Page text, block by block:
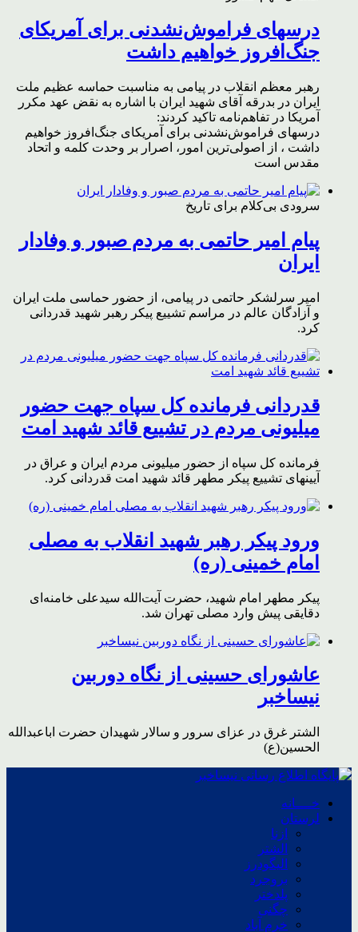
درسهای فراموش‌نشدنی برای آمریکای
جنگ‌افروز خواهیم داشت
رهبر معظم انقلاب در پیامی به مناسبت حماسه عظیم ملت
ایران در بدرقه آقای شهید ایران با اشاره به نقض عهد مکرر
آمریکا در تفاهم‌نامه تاکید کردند:
درسهای فراموش‌نشدنی برای آمریکای جنگ‌افروز خواهیم
داشت ، از اصولی‌ترین امور، اصرار بر وحدت کلمه و اتحاد
مقدس است
سرودی بی‌کلام برای تاریخ
پیام امیر حاتمی به مردم صبور و وفادار
ایران
امیر سرلشکر حاتمی در پیامی، از حضور حماسی ملت ایران
و آزادگان عالم در مراسم تشییع پیکر رهبر شهید قدردانی
کرد.
قدردانی فرمانده کل سپاه جهت حضور
میلیونی مردم در تشییع قائد شهید امت
فرمانده کل سپاه از حضور میلیونی مردم ایران و عراق در
آیینهای تشییع پیکر مطهر قائد شهید امت قدردانی کرد.
ورود پیکر رهبر شهید انقلاب به مصلی
امام خمینی (ره)
پیکر مطهر امام شهید،‌ حضرت آیت‌الله سیدعلی خامنه‌ای
دقایقی پیش وارد مصلی تهران شد.
عاشورای حسینی از نگاه دوربین
نیساخبر
الشتر غرق در عزای سرور و سالار شهیدان حضرت اباعبدالله
الحسین(ع)
خــــانه
لرستان
ازنا
الشتر
الیگودرز
بروجرد
پلدختر
چگنی
خرم آباد